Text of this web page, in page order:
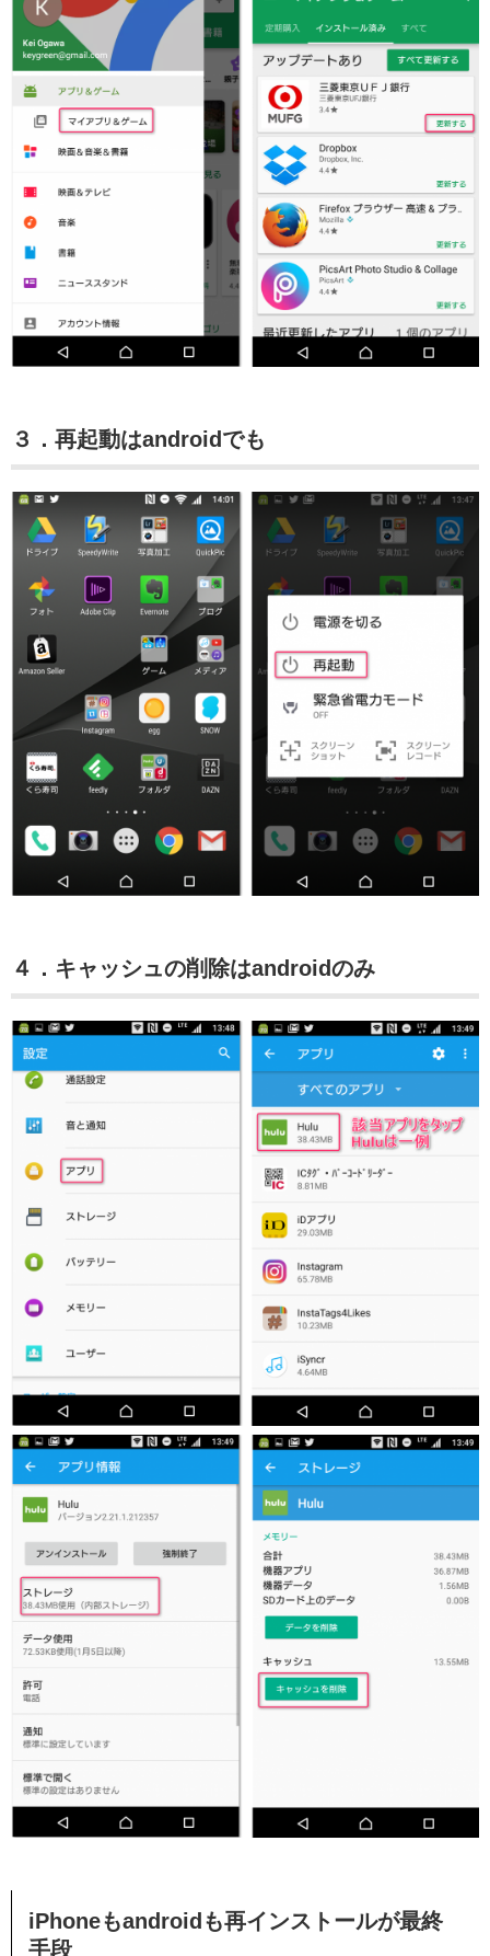
３．再起動はandroidでも
４．キャッシュの削除はandroidのみ
iPhoneもandroidも再インストールが最終
手段